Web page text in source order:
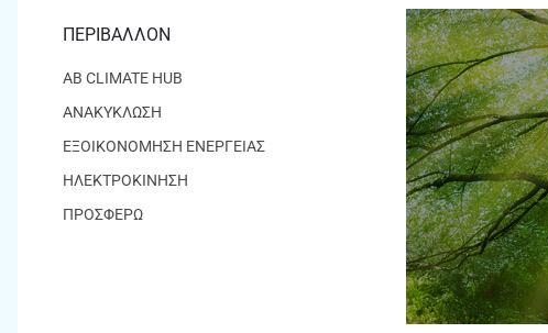
ΠΕΡΙΒΑΛΛΟΝ
AB CLIMATE HUB
ΑΝΑΚΥΚΛΩΣΗ
ΕΞΟΙΚΟΝΟΜΗΣΗ ΕΝΕΡΓΕΙΑΣ
ΗΛΕΚΤΡΟΚΙΝΗΣΗ
ΠΡΟΣΦΕΡΩ